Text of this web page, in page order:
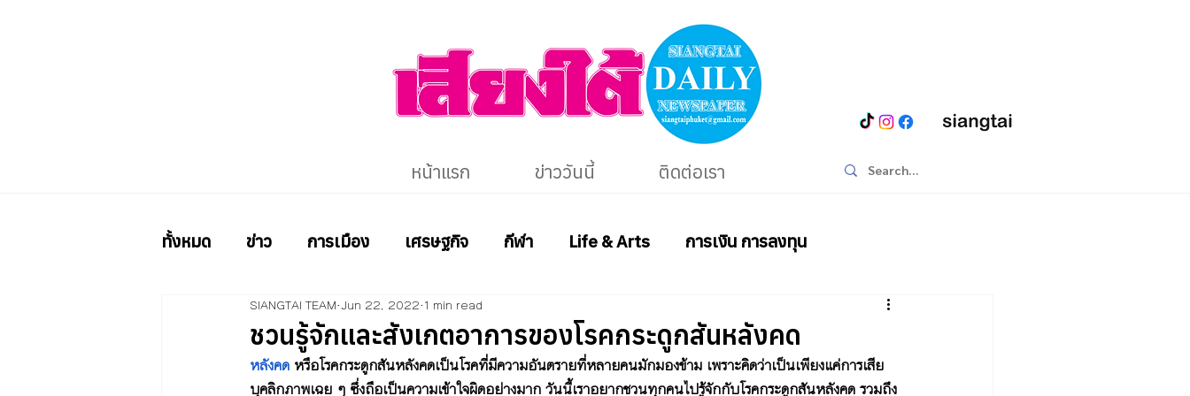
หน้าแรก ข่าววันนี้ ติดต่อเรา
ทั้งหมด ข่าว การเมือง เศรษฐกิจ กีฬา Life & Arts การเงิน การลงทุน
ชวนรู้จักและสังเกตอาการของโรคกระดูกสันหลังคด
SIANGTAI TEAM Jun 22, 2022 1 min read
หลังคด หรือโรคกระดูกสันหลังคดเป็นโรคที่มีความอันตรายที่หลายคนมักมองข้าม เพราะคิดว่าเป็นเพียงแค่การเสีย
บุคลิกภาพเฉย ๆ ซึ่งถือเป็นความเข้าใจผิดอย่างมาก วันนี้เราอยากชวนทุกคนไปรู้จักกับโรคกระดูกสันหลังคด รวมถึง